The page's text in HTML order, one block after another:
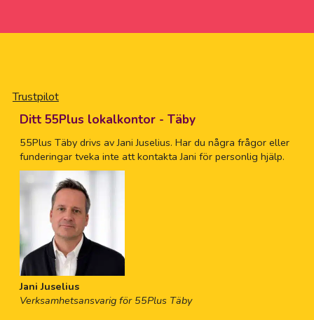
Trustpilot
Ditt 55Plus lokalkontor - Täby
55Plus Täby drivs av Jani Juselius. Har du några frågor eller
funderingar tveka inte att kontakta Jani för personlig hjälp.
Jani Juselius
Verksamhetsansvarig för 55Plus Täby